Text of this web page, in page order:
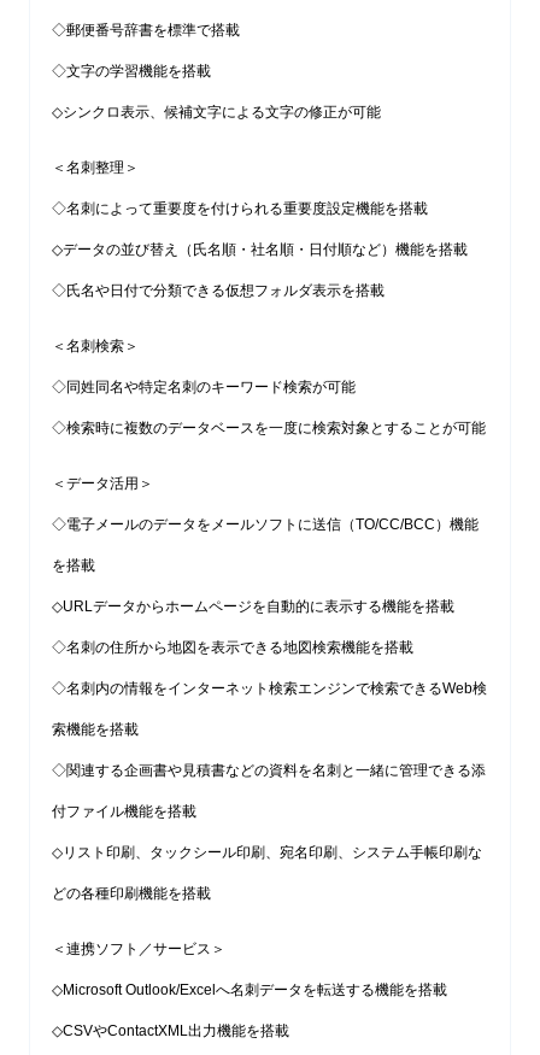
◇郵便番号辞書を標準で搭載
◇文字の学習機能を搭載
◇シンクロ表示、候補文字による文字の修正が可能
＜名刺整理＞
◇名刺によって重要度を付けられる重要度設定機能を搭載
◇データの並び替え（氏名順・社名順・日付順など）機能を搭載
◇氏名や日付で分類できる仮想フォルダ表示を搭載
＜名刺検索＞
◇同姓同名や特定名刺のキーワード検索が可能
◇検索時に複数のデータベースを一度に検索対象とすることが可能
＜データ活用＞
◇電子メールのデータをメールソフトに送信（TO/CC/BCC）機能
を搭載
◇URLデータからホームページを自動的に表示する機能を搭載
◇名刺の住所から地図を表示できる地図検索機能を搭載
◇名刺内の情報をインターネット検索エンジンで検索できるWeb検
索機能を搭載
◇関連する企画書や見積書などの資料を名刺と一緒に管理できる添
付ファイル機能を搭載
◇リスト印刷、タックシール印刷、宛名印刷、システム手帳印刷な
どの各種印刷機能を搭載
＜連携ソフト／サービス＞
◇Microsoft Outlook/Excelへ名刺データを転送する機能を搭載
◇CSVやContactXML出力機能を搭載